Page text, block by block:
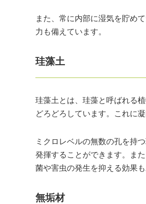
また、常に内部に湿気を貯め
力も備えています。
珪藻土
珪藻土とは、珪藻と呼ばれる
どろどろしています。これに
ミクロレベルの無数の孔を持
発揮することができます。ま
菌や害虫の発生を抑える効果も
無垢材